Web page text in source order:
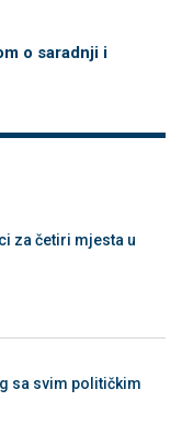
o saradnji i
za četiri mjesta u
sa svim političkim